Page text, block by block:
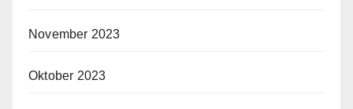
November 2023
Oktober 2023